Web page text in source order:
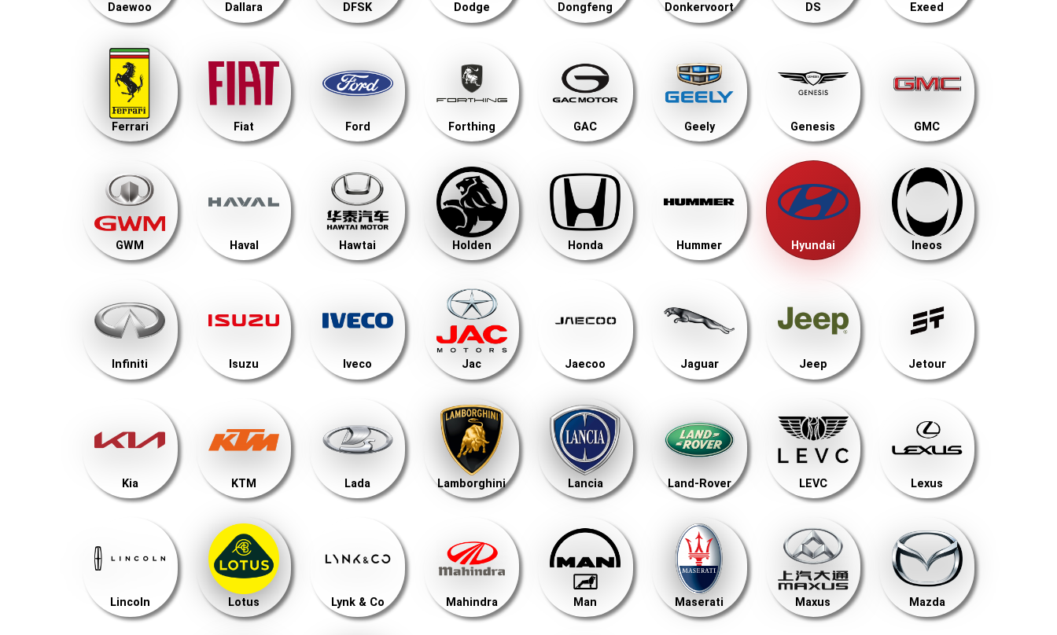
Daewoo Dallara DFSK Dodge Dongfeng Donkervoort DS Exeed
Ferrari Fiat Ford Forthing GAC Geely Genesis GMC
GWM Haval Hawtai Holden Honda Hummer Hyundai Ineos
Infiniti Isuzu Iveco Jac Jaecoo Jaguar Jeep Jetour
Kia KTM Lada Lamborghini Lancia Land-Rover LEVC Lexus
Lincoln Lotus Lynk & Co Mahindra Man Maserati Maxus Mazda